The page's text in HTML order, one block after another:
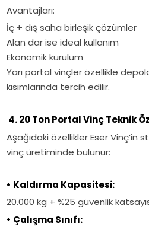
Avantajları:
İç + dış saha birleşik çözümler
Alan dar ise ideal kullanım
Ekonomik kurulum
Yarı portal vinçler özellikle
kısımlarında tercih edilir.
4. 20 Ton Portal Vinç Teknik
Aşağıdaki özellikler Eser
vinç üretiminde bulunur:
• Kaldırma Kapasitesi:
20.000 kg + %25 güvenlik
• Çalışma Sınıfı: